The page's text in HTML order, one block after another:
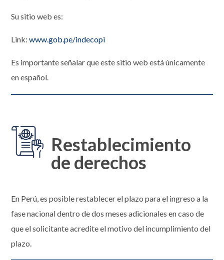
Su sitio web es:
Link:www.gob.pe/indecopi
Es importante señalar que este sitio web está únicamente
en español.
Restablecimiento
de derechos
En Perú, es posible restablecer el plazo para el ingreso a la
fase nacional dentro de dos meses adicionales en caso de
que el solicitante acredite el motivo del incumplimiento del
plazo.